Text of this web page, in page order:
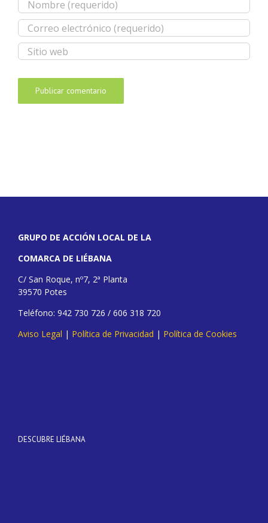
GRUPO DE ACCIÓN LOCAL DE LA
COMARCA DE LIÉBANA
C/ San Roque, nº7, 2ª Planta
39570 Potes
Teléfono: 942 730 726 / 606 318 720
Aviso Legal | Política de Privacidad | Política de Cookies
DESCUBRE LIÉBANA